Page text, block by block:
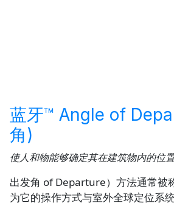
蓝牙™ Angle of
角)
使人和物能够确定其在建筑物内的位置
出发角 of Departure）方法通常被
为它的操作方式与室外全球定位系统